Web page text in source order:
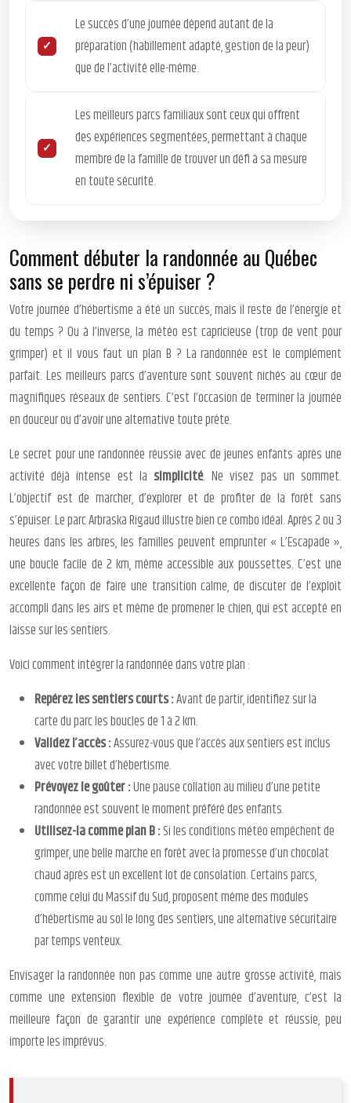
Le succès d’une journée dépend autant de la
préparation (habillement adapté, gestion de la peur)
que de l’activité elle-même.
Les meilleurs parcs familiaux sont ceux qui offrent
des expériences segmentées, permettant à chaque
membre de la famille de trouver un défi à sa mesure
en toute sécurité.
Comment débuter la randonnée au Québec
sans se perdre ni s’épuiser ?
Votre journée d’hébertisme a été un succès, mais il reste de l’énergie et
du temps ? Ou à l’inverse, la météo est capricieuse (trop de vent pour
grimper) et il vous faut un plan B ? La randonnée est le complément
parfait. Les meilleurs parcs d’aventure sont souvent nichés au cœur de
magnifiques réseaux de sentiers. C’est l’occasion de terminer la journée
en douceur ou d’avoir une alternative toute prête.
Le secret pour une randonnée réussie avec de jeunes enfants après une
activité déjà intense est la simplicité. Ne visez pas un sommet.
L’objectif est de marcher, d’explorer et de profiter de la forêt sans
s’épuiser. Le parc Arbraska Rigaud illustre bien ce combo idéal. Après 2 ou 3
heures dans les arbres, les familles peuvent emprunter « L’Escapade »,
une boucle facile de 2 km, même accessible aux poussettes. C’est une
excellente façon de faire une transition calme, de discuter de l’exploit
accompli dans les airs et même de promener le chien, qui est accepté en
laisse sur les sentiers.
Voici comment intégrer la randonnée dans votre plan :
Repérez les sentiers courts :Avant de partir, identifiez sur la
carte du parc les boucles de 1 à 2 km.
Validez l’accès :Assurez-vous que l’accès aux sentiers est inclus
avec votre billet d’hébertisme.
Prévoyez le goûter :Une pause collation au milieu d’une petite
randonnée est souvent le moment préféré des enfants.
Utilisez-la comme plan B :Si les conditions météo empêchent de
grimper, une belle marche en forêt avec la promesse d’un chocolat
chaud après est un excellent lot de consolation. Certains parcs,
comme celui du Massif du Sud, proposent même des modules
d’hébertisme au sol le long des sentiers, une alternative sécuritaire
par temps venteux.
Envisager la randonnée non pas comme une autre grosse activité, mais
comme une extension flexible de votre journée d’aventure, c’est la
meilleure façon de garantir une expérience complète et réussie, peu
importe les imprévus.